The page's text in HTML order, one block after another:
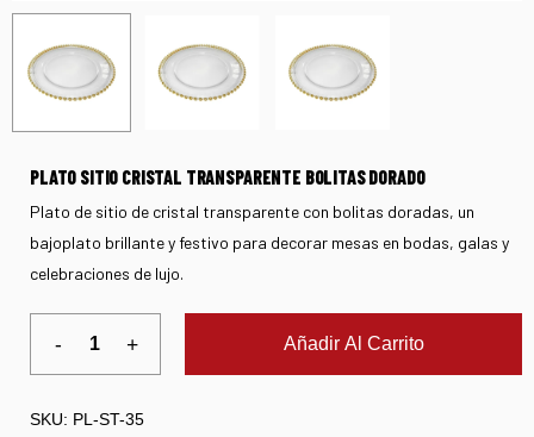
PLATO SITIO CRISTAL TRANSPARENTE BOLITAS DORADO
Plato de sitio de cristal transparente con bolitas doradas, un
bajoplato brillante y festivo para decorar mesas en bodas, galas y
celebraciones de lujo.
Añadir Al Carrito
SKU: PL-ST-35